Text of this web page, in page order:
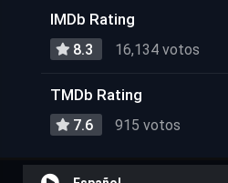
IMDb Rating
8.3 16,134 votos
TMDb Rating
7.6 915 votos